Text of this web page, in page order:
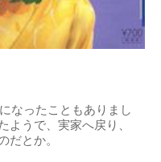
なったこともありまし
ようで、実家へ戻り、
だとか。